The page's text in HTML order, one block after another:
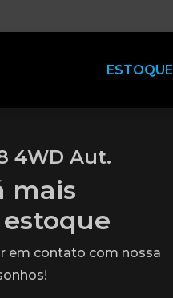
ESTOQUE
4WD Aut.
mais
em contato com nossa